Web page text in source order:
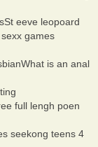
eeve leopoard
games
is an anal
full lengh poen
seekong teens 4